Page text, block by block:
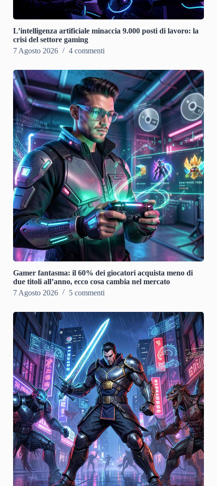
L’intelligenza artificiale minaccia 9.000 posti di lavoro: la
crisi del settore gaming
7 Agosto 2026
4 commenti
Gamer fantasma: il 60% dei giocatori acquista meno di
due titoli all’anno, ecco cosa cambia nel mercato
7 Agosto 2026
5 commenti